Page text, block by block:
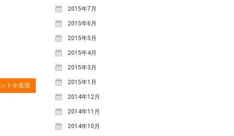
2015年7月
2015年6月
2015年5月
2015年4月
2015年3月
2015年1月
2014年12月
2014年11月
2014年10月